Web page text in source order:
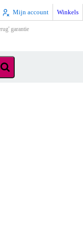
Mijn account Winkels
garantie